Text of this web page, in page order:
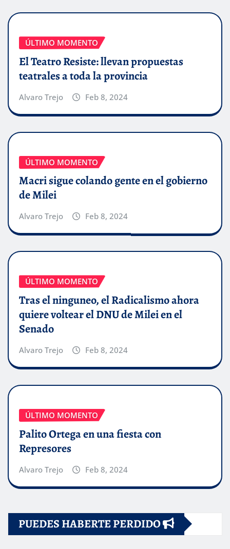
ÚLTIMO MOMENTO
El Teatro Resiste: llevan propuestas
teatrales a toda la provincia
Alvaro Trejo Feb 8, 2024
ÚLTIMO MOMENTO
Macri sigue colando gente en el gobierno
de Milei
Alvaro Trejo Feb 8, 2024
ÚLTIMO MOMENTO
Tras el ninguneo, el Radicalismo ahora
quiere voltear el DNU de Milei en el
Senado
Alvaro Trejo Feb 8, 2024
ÚLTIMO MOMENTO
Palito Ortega en una fiesta con
Represores
Alvaro Trejo Feb 8, 2024
PUEDES HABERTE PERDIDO